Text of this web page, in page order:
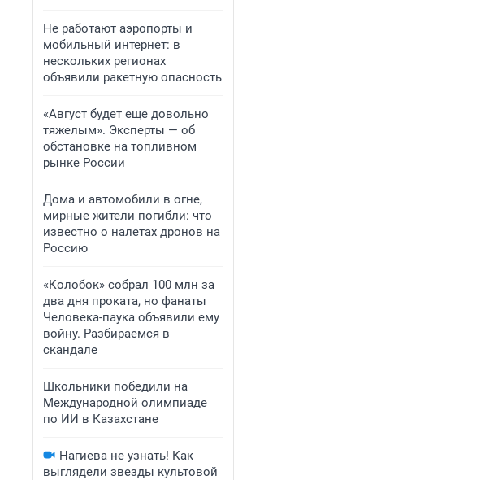
Не работают аэропорты и
мобильный интернет: в
нескольких регионах
объявили ракетную опасность
«Август будет еще довольно
тяжелым». Эксперты — об
обстановке на топливном
рынке России
Дома и автомобили в огне,
мирные жители погибли: что
известно о налетах дронов на
Россию
«Колобок» собрал 100 млн за
два дня проката, но фанаты
Человека-паука объявили ему
войну. Разбираемся в
скандале
Школьники победили на
Международной олимпиаде
по ИИ в Казахстане
Нагиева не узнать! Как
выглядели звезды культовой